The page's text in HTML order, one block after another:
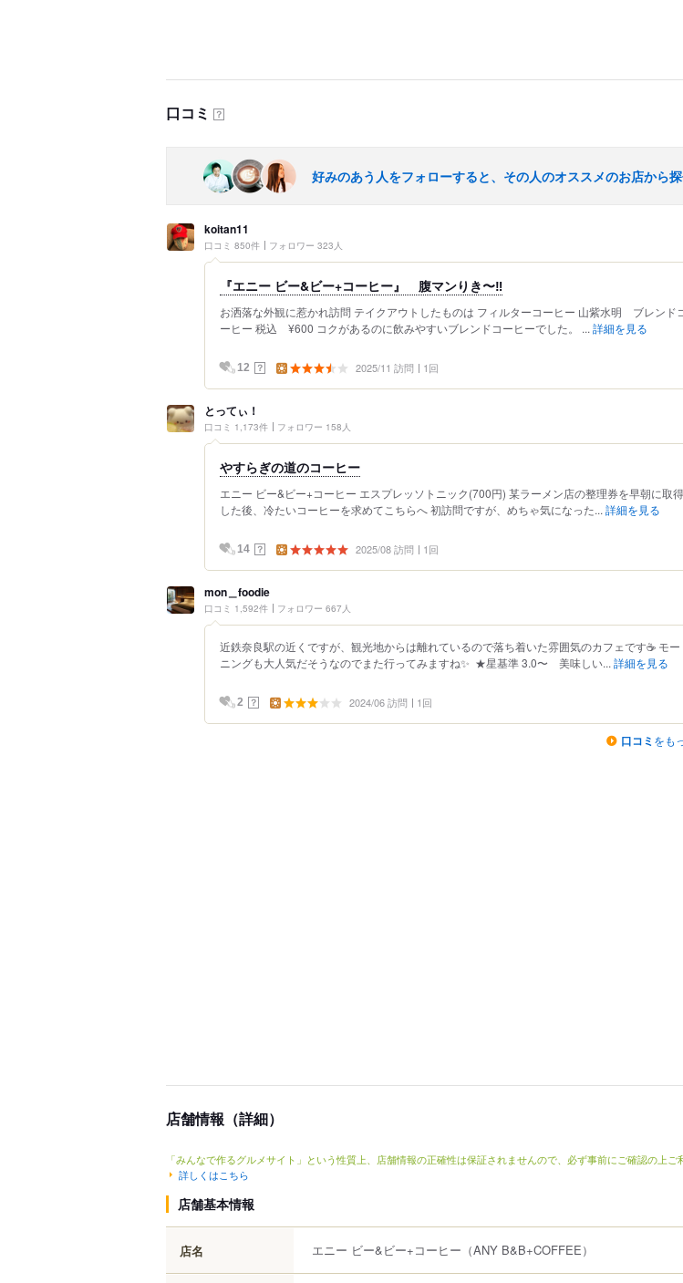
口コミ ？
好みのあう人をフォローすると、その人のオススメのお店から探
koitan11
口コミ 850件 フォロワー 323人
『エニー ビー&ビー+コーヒー』 腹マンりき〜‼️
お洒落な外観に惹かれ訪問 テイクアウトしたものは フィルターコーヒー 山紫水明 ブレンド
ーヒー 税込 ¥600 コクがあるのに飲みやすいブレンドコーヒーでした。 ... 詳細を見る
12 ？ 2025/11 訪問 1回
とってぃ！
口コミ 1,173件 フォロワー 158人
やすらぎの道のコーヒー
エニー ビー&ビー+コーヒー エスプレッソトニック(700円) 某ラーメン店の整理券を早朝に取得
した後、冷たいコーヒーを求めてこちらへ 初訪問ですが、めちゃ気になった... 詳細を見る
14 ？ 2025/08 訪問 1回
mon＿foodie
口コミ 1,592件 フォロワー 667人
近鉄奈良駅の近くですが、観光地からは離れているので落ち着いた雰囲気のカフェです☕️ モー
ニングも大人気だそうなのでまた行ってみますね✨ ⁡ ★星基準 3.0〜 美味しい... 詳細を見る
2 ？ 2024/06 訪問 1回
口コミ をも
店舗情報（詳細）
「みんなで作るグルメサイト」という性質上、店舗情報の正確性は保証されませんので、必ず事前にご確認の上ご
詳しくはこちら
店舗基本情報
店名 エニー ビー&ビー+コーヒー （ANY B&B+COFFEE）